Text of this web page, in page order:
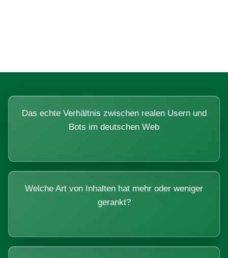
Das echte Verhältnis zwischen realen Usern und
Bots im deutschen Web
Welche Art von Inhalten hat mehr oder weniger
gerankt?